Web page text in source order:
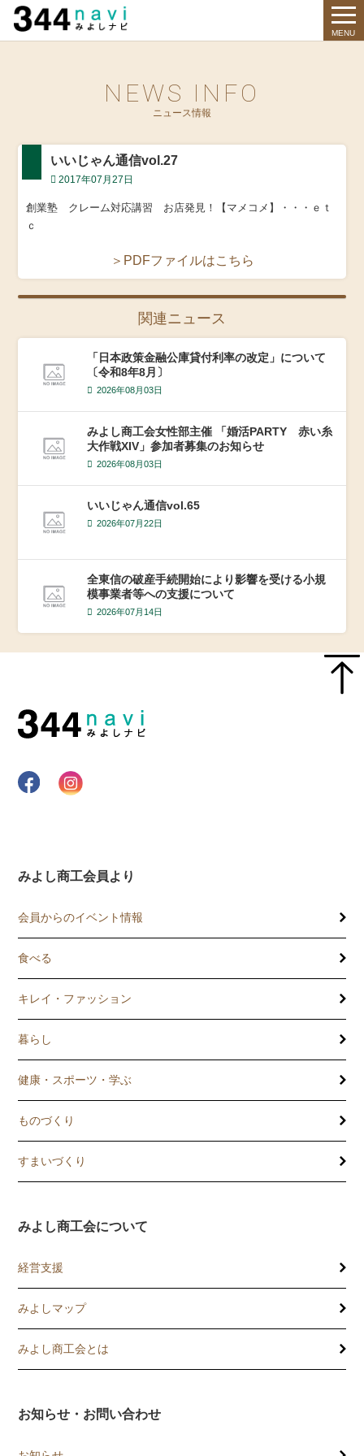
MENU
NEWS INFO
ニュース情報
いいじゃん通信vol.27
2017年07月27日
創業塾 クレーム対応講習 お店発見！【マメコメ】・・・ｅｔ
ｃ
＞PDFファイルはこちら
関連ニュース
「日本政策金融公庫貸付利率の改定」について
〔令和8年8月〕
2026年08月03日
みよし商工会女性部主催 「婚活PARTY 赤い糸
大作戦XIV」参加者募集のお知らせ
2026年08月03日
いいじゃん通信vol.65
2026年07月22日
全東信の破産手続開始により影響を受ける小規
模事業者等への支援について
2026年07月14日
みよし商工会員より
会員からのイベント情報
食べる
キレイ・ファッション
暮らし
健康・スポーツ・学ぶ
ものづくり
すまいづくり
みよし商工会について
経営支援
講習会
記帳相談指導
みよしマップ
みよし商工会とは
お知らせ・お問い合わせ